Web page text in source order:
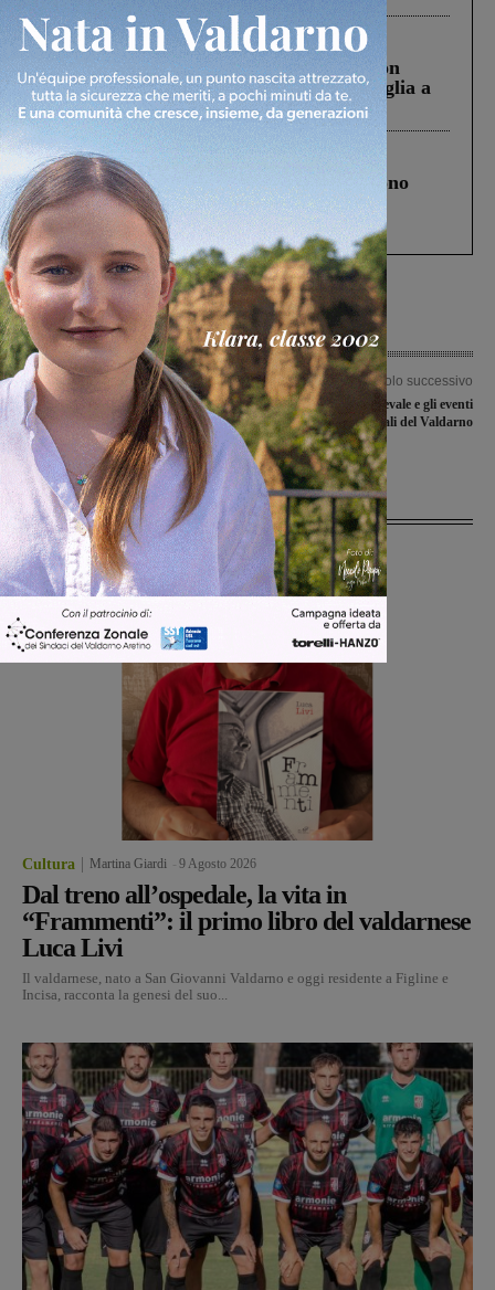
Cronaca 3 Agosto 2026
Scomparso da una struttura di Castiglion
Fiorentino l’uomo che aveva ucciso la figlia a
Levane nel 2020
Cronaca 4 Agosto 2026
Un anno fa la strage in A1 in cui morirono
Gianni, Giulia e Franco. Lo schianto, il
processo, lo stop ai sorpassi fra tir....
Articolo precedente
Inchiesta Keu, Libera si costituirà
parte civile nel processo a carico delle
persone rinviate a giudizio
Articolo successivo
Weekender: il Carnevale e gli eventi
culturali del Valdarno
Ultime Notizie
Cultura Martina Giardi 9 Agosto 2026
Dal treno all’ospedale, la vita in
“Frammenti”: il primo libro del valdarnese
Luca Livi
Il valdarnese, nato a San Giovanni Valdarno e oggi residente a Figline e
Incisa, racconta la genesi del suo...